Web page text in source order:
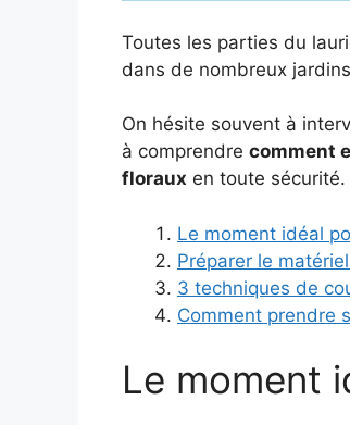
Toutes les parties du
dans de nombreux
On hésite souvent à
à comprendre comment
floraux en toute sécurité.
Le moment idéal
Préparer le
3 techniques de
Comment prendre
Le moment